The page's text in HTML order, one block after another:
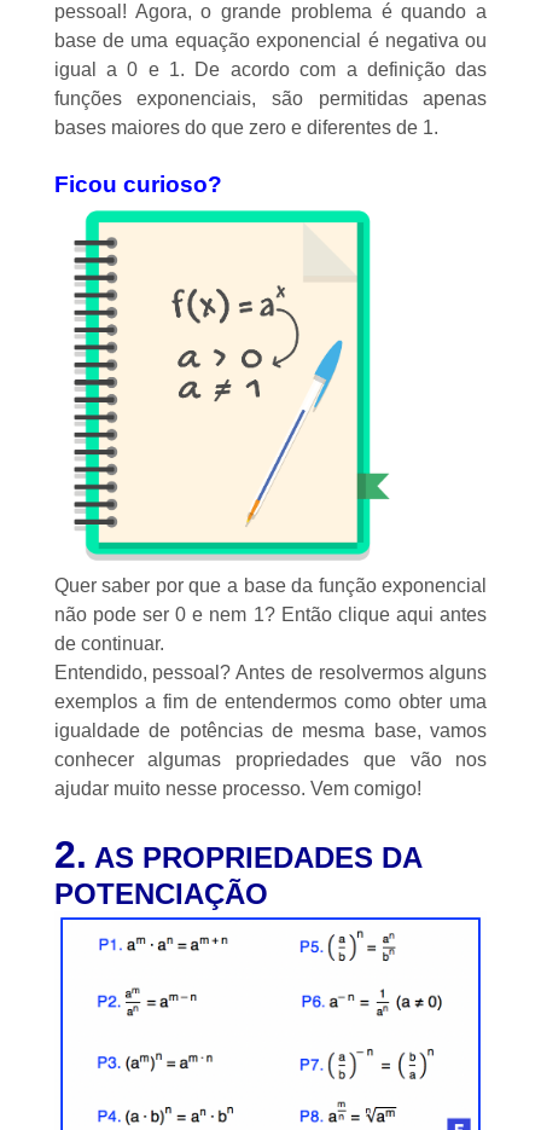
pessoal! Agora, o grande problema é quando a
base de uma equação exponencial é negativa ou
igual a 0 e 1. De acordo com a definição das
funções exponenciais, são permitidas apenas
bases maiores do que zero e diferentes de 1.
Ficou curioso?
Quer saber por que a base da função exponencial
não pode ser 0 e nem 1? Então clique aqui antes
de continuar.
Entendido, pessoal? Antes de resolvermos alguns
exemplos a fim de entendermos como obter uma
igualdade de potências de mesma base, vamos
conhecer algumas propriedades que vão nos
ajudar muito nesse processo. Vem comigo!
2. AS PROPRIEDADES DA
POTENCIAÇÃO